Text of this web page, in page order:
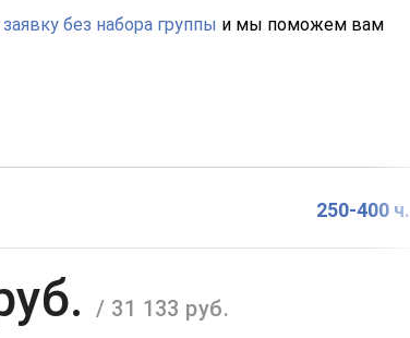
без набора группы и мы поможем вам
250-400 ч.
/ 31 133 руб.